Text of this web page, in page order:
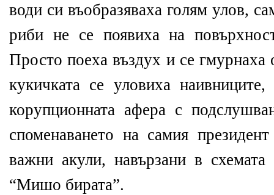
води си въобразяваха голям улов,
риби не се появиха на
Просто поеха въздух и се
кукичката се уловиха
корупционната афера с
споменаването на самия
важни акули, навързани в схемата
“Мишо бирата”.